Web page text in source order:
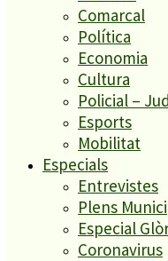
Comarcal
Política
Economia
Cultura
Policial –
Esports
Mobilitat
Especials
Entrevistes
Plens
Especial
Coronavirus
SUBSCRIURE’M
És tendència ara
1
ESPORTS CAP DE
Els veïns de
S’aprova